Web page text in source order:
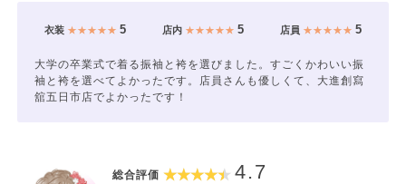
衣装★★★★★ 5 店内★★★★★ 5 店員 ★★★★★5
大学の卒業式で着る振袖と袴を選びました。すごくかわいい振
袖と袴を選べてよかったです。店員さんも優しくて、大進創寫
舘五日市店でよかったです！
総合評価 4.7